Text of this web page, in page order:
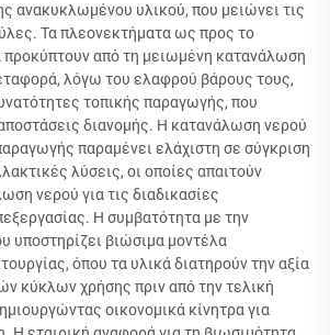
ανακυκλωμένου υλικού, που μειώνει τις
Τα πλεονεκτήματα ως προς το
από τη μειωμένη κατανάλωση
λόγω του ελαφρού βάρους τους,
τοπικής παραγωγής, που
διανομής. Η κατανάλωση νερού
παραμένει ελάχιστη σε σύγκριση
λύσεις, οι οποίες απαιτούν
νερού για τις διαδικασίες
Η συμβατότητα με την
υποστηρίζει βιώσιμα μοντέλα
όπου τα υλικά διατηρούν την αξία
κύκλων χρήσης πριν από την τελική
οικονομικά κίνητρα για